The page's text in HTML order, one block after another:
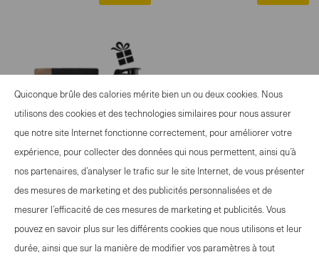
and
100
and
100
Isostar Whey Protein
Chocolate Set 2x +
Quiconque brûle des calories mérite bien un ou deux cookies. Nous
utilisons des cookies et des technologies similaires pour nous assurer
que notre site Internet fonctionne correctement, pour améliorer votre
expérience, pour collecter des données qui nous permettent, ainsi qu’à
nos partenaires, d’analyser le trafic sur le site Internet, de vous présenter
des mesures de marketing et des publicités personnalisées et de
mesurer l’efficacité de ces mesures de marketing et publicités. Vous
pouvez en savoir plus sur les différents cookies que nous utilisons et leur
durée, ainsi que sur la manière de modifier vos paramètres à tout